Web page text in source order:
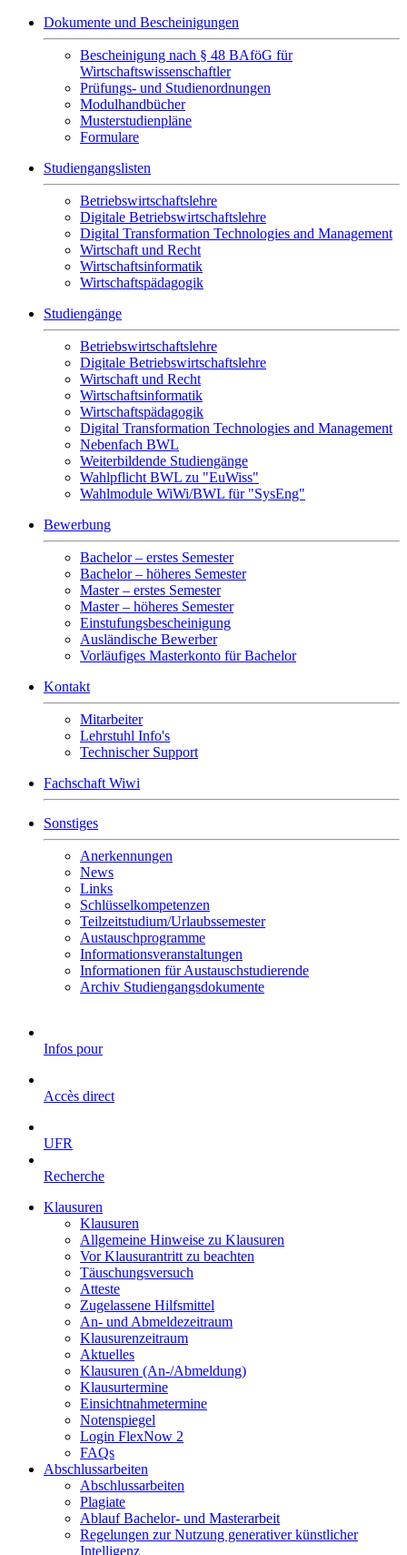
Dokumente und Bescheinigungen
Bescheinigung nach § 48 BAföG für
Wirtschaftswissenschaftler
Prüfungs- und Studienordnungen
Modulhandbücher
Musterstudienpläne
Formulare
Studiengangslisten
Betriebswirtschaftslehre
Digitale Betriebswirtschaftslehre
Digital Transformation Technologies and Management
Wirtschaft und Recht
Wirtschaftsinformatik
Wirtschaftspädagogik
Studiengänge
Betriebswirtschaftslehre
Digitale Betriebswirtschaftslehre
Wirtschaft und Recht
Wirtschaftsinformatik
Wirtschaftspädagogik
Digital Transformation Technologies and Management
Nebenfach BWL
Weiterbildende Studiengänge
Wahlpflicht BWL zu "EuWiss"
Wahlmodule WiWi/BWL für "SysEng"
Bewerbung
Bachelor – erstes Semester
Bachelor – höheres Semester
Master – erstes Semester
Master – höheres Semester
Einstufungsbescheinigung
Ausländische Bewerber
Vorläufiges Masterkonto für Bachelor
Kontakt
Mitarbeiter
Lehrstuhl Info's
Technischer Support
Fachschaft Wiwi
Sonstiges
Anerkennungen
News
Links
Schlüsselkompetenzen
Teilzeitstudium/Urlaubssemester
Austauschprogramme
Informationsveranstaltungen
Informationen für Austauschstudierende
Archiv Studiengangsdokumente
Infos pour
Accès direct
UFR
Recherche
Klausuren
Klausuren
Allgemeine Hinweise zu Klausuren
Vor Klausurantritt zu beachten
Täuschungsversuch
Atteste
Zugelassene Hilfsmittel
An- und Abmeldezeitraum
Klausurenzeitraum
Aktuelles
Klausuren (An-/Abmeldung)
Klausurtermine
Einsichtnahmetermine
Notenspiegel
Login FlexNow 2
FAQs
Abschlussarbeiten
Abschlussarbeiten
Plagiate
Ablauf Bachelor- und Masterarbeit
Regelungen zur Nutzung generativer künstlicher
Intelligenz